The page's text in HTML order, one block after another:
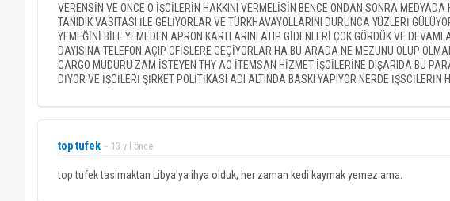
VERENSİN VE ÖNCE O İŞCİLERİN HAKKINI VERMELİSİN BENCE ONDAN SONRA
TANIDIK VASITASI İLE GELİYORLAR VE TÜRKHAVAYOLLARINI DURUNCA YÜZLERİ
YEMEĞİNİ BİLE YEMEDEN APRON KARTLARINI ATIP GİDENLERİ ÇOK GÖRDÜK VE
DAYISINA TELEFON AÇIP OFİSLERE GEÇİYORLAR HA BU ARADA NE MEZUNU OLUP
CARGO MÜDÜRÜ ZAM İSTEYEN THY AO İTEMSAN HİZMET İŞCİLERİNE DIŞARIDA BU
DİYOR VE İŞCİLERİ ŞİRKET POLİTİKASI ADI ALTINDA BASKI YAPIYOR NERDE İŞSCİLERİN
top tufek ~ 13 yıl önce
top tufek tasimaktan Libya'ya ihya olduk, her zaman kedi kaymak yemez ama.